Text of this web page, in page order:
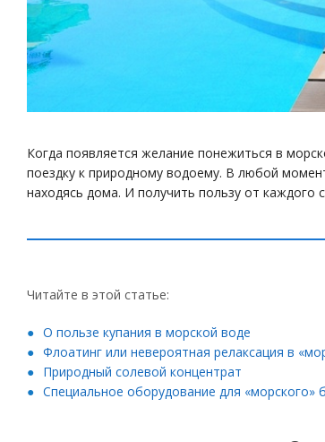
Когда появляется желание понежиться в
поездку к природному водоему. В любой
находясь дома. И получить пользу от каждого
Читайте в этой статье:
О пользе купания в морской воде
Флоатинг или невероятная релаксация в
Природный солевой концентрат
Специальное оборудование для «морского»